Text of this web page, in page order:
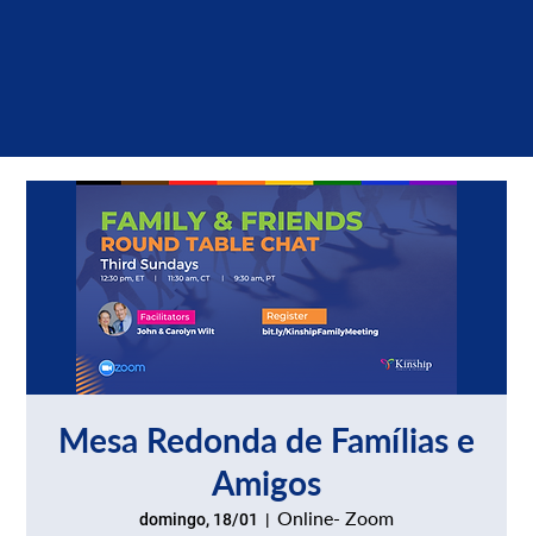
Mesa Redonda de Famílias e
Amigos
domingo, 18/01
  |
Online- Zoom